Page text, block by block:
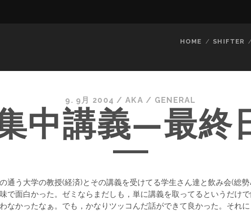
HOME SHIFTER
9. 9月 2004 / AKA / GENERAL
中講義—最終
通う大学の教授(経済)とその講義を受けてる学生さん達と飲み会(総
で面白かった。ゼミならまだしも，単に講義を取ってるというだけ
なかったなぁ。でも，かなりツッコんだ話ができて良かった。それ